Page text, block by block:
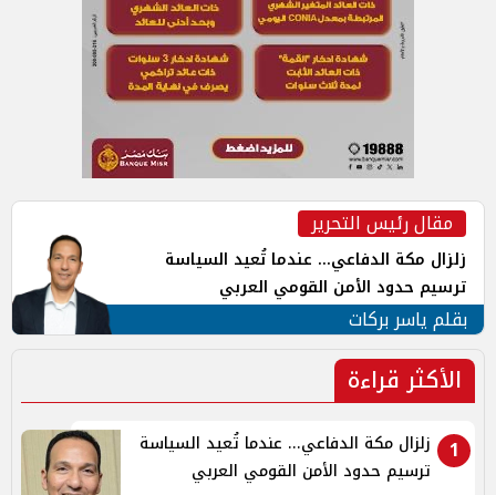
مقال رئيس التحرير
زلزال مكة الدفاعي... عندما تُعيد السياسة
ترسيم حدود الأمن القومي العربي
بقلم ياسر بركات
الأكثر قراءة
1
زلزال مكة الدفاعي... عندما تُعيد السياسة
ترسيم حدود الأمن القومي العربي